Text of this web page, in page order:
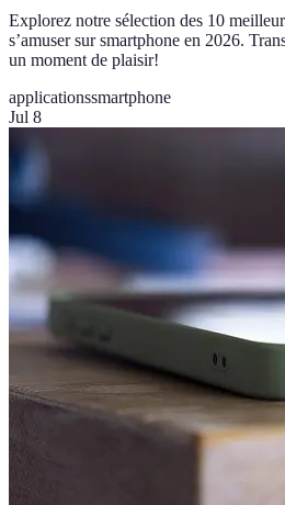
Explorez notre sélection des 10
s’amuser sur smartphone en 2026.
un moment de plaisir!
applicationssmartphone
Jul 8